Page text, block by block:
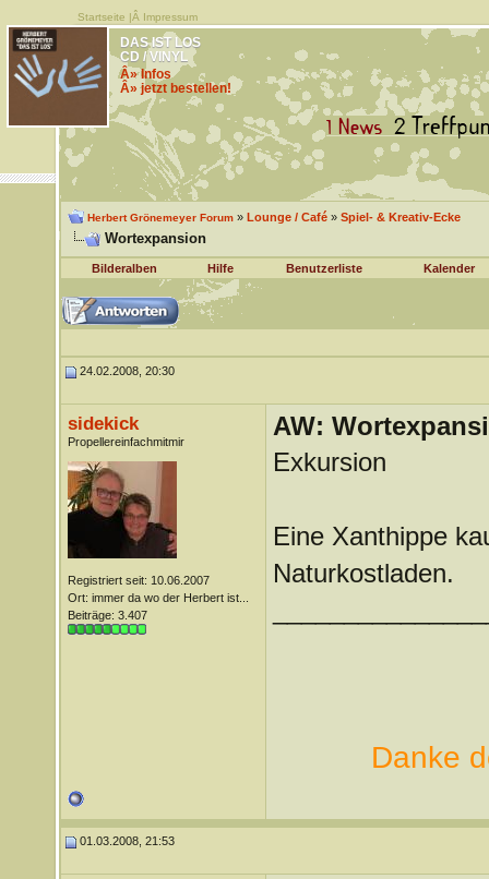
Startseite |Â Impressum
DAS IST LOS
CD / VINYL
Â» Infos
Â» jetzt bestellen!
Herbert Grönemeyer Forum» Lounge / Café» Spiel- & Kreativ-Ecke
Wortexpansion
Bilderalben Hilfe Benutzerliste Kalender
24.02.2008, 20:30
sidekick
Propellereinfachmitmir
Registriert seit: 10.06.2007
Ort: immer da wo der Herbert ist...
Beiträge: 3.407
AW:
Exkursion
Eine Xanthippe
Naturkostladen.
Danke
01.03.2008, 21:53